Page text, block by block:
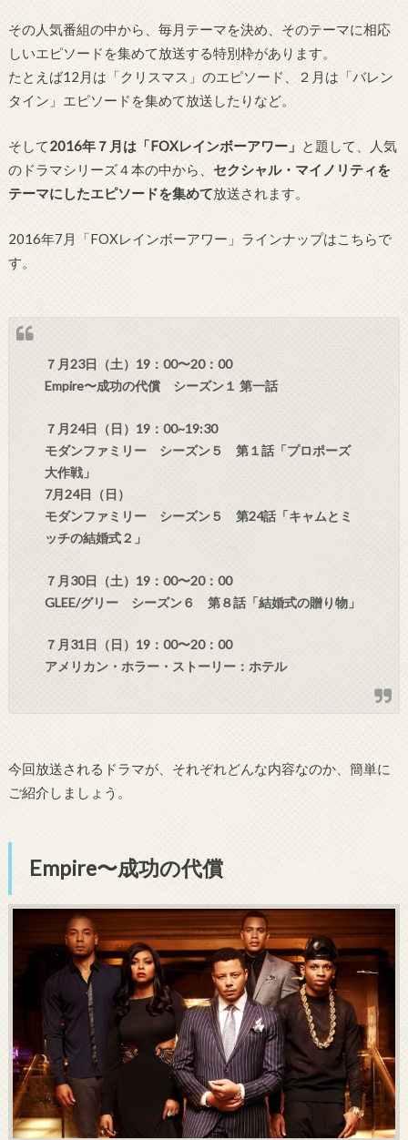
その人気番組の中から、毎月テーマを決め、そのテーマに相応
しいエピソードを集めて放送する特別枠があります。
たとえば12月は「クリスマス」のエピソード、２月は「バレン
タイン」エピソードを集めて放送したりなど。
そして2016年７月は「FOXレインボーアワー」 と題して、人気
のドラマシリーズ４本の中から、 セクシャル・マイノリティを
テーマにしたエピソードを集めて放送されます。
2016年7月「FOXレインボーアワー」ラインナップはこちらで
す。
７月23日（土）19：00〜20：00
Empire〜成功の代償 シーズン１ 第一話
７月24日（日）19：00~19:30
モダンファミリー シーズン５ 第１話「プロポーズ
大作戦」
7月24日（日）
モダンファミリー シーズン５ 第24話「キャムとミ
ッチの結婚式２」
７月30日（土）19：00〜20：00
GLEE/グリー シーズン６ 第８話「結婚式の贈り物」
７月31日（日）19：00〜20：00
アメリカン・ホラー・ストーリー：ホテル
今回放送されるドラマが、それぞれどんな内容なのか、簡単に
ご紹介しましょう。
Empire〜成功の代償